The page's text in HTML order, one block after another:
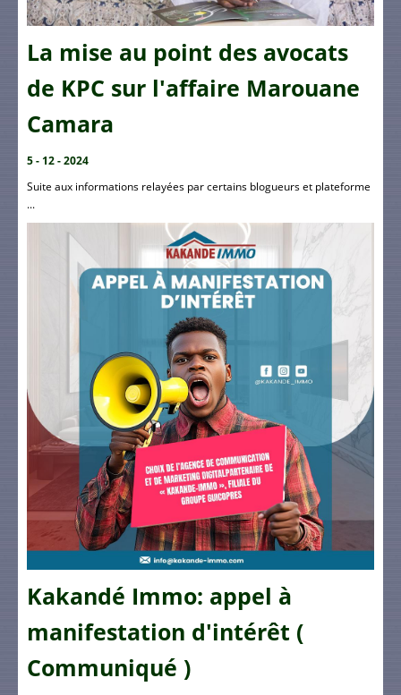
La mise au point des avocats
de KPC sur l'affaire Marouane
Camara
5 - 12 - 2024
Suite aux informations relayées par certains blogueurs et plateforme
...
Kakandé Immo: appel à
manifestation d'intérêt (
Communiqué )